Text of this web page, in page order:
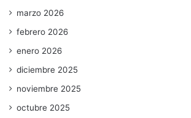
marzo 2026
febrero 2026
enero 2026
diciembre 2025
noviembre 2025
octubre 2025